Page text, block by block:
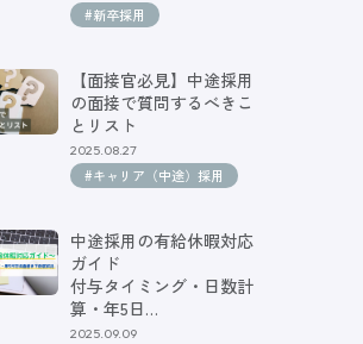
#新卒採用
【面接官必見】中途採用
の面接で質問するべきこ
とリスト
2025.08.27
#キャリア（中途）採用
中途採用の有給休暇対応
ガイド
付与タイミング・日数計
算・年5日…
2025.09.09